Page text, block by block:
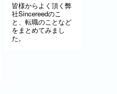
皆様からよく頂く弊
社Sincereedのこ
と、転職のことなど
をまとめてみまし
た。